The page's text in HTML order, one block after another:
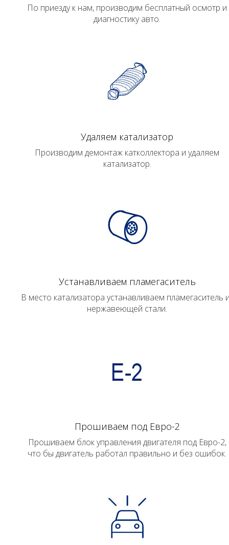
По приезду к нам, производим бесплатный осмотр и
диагностику авто.
Удаляем катализатор
Производим демонтаж катколлектора и удаляем
катализатор.
Устанавливаем пламегаситель
В место катализатора устанавливаем пламегаситель
нержавеющей стали.
Прошиваем под Евро-2
Прошиваем блок управления двигателя под Евро-2,
что бы двигатель работал правильно и без ошибок.